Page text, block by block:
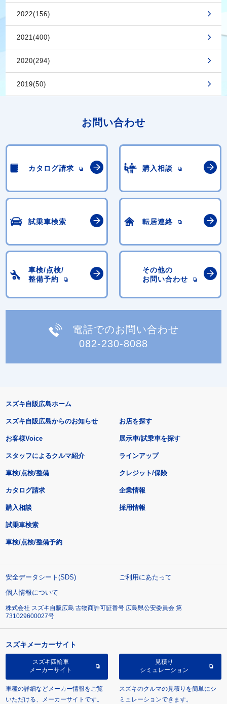
2022(156)
2021(400)
2020(294)
2019(50)
お問い合わせ
カタログ請求 購入相談
試乗車検索 転居連絡
車検/点検/
整備予約
その他の
お問い合わせ
電話でのお問い合わせ
082-230-8088
スズキ自販広島ホーム
スズキ自販広島からのお知らせ
お客様Voice
スタッフによるクルマ紹介
お店を探す
展示車/試乗車を探す
ラインアップ
車検/点検/整備 クレジット/保険
カタログ請求
購入相談
試乗車検索
車検/点検/整備予約
企業情報
採用情報
安全データシート(SDS)
ご利用にあたって
個人情報について
株式会社 スズキ自販広島 古物商許可証番号 広島県公安委員会 第
731029600027号
スズキメーカーサイト
スズキ四輪車
メーカーサイト
車種の詳細などメーカー情報をご覧
いただける、メーカーサイトです。
見積り
シミュレーション
スズキのクルマの見積りを簡単にシ
ミュレーションできます。